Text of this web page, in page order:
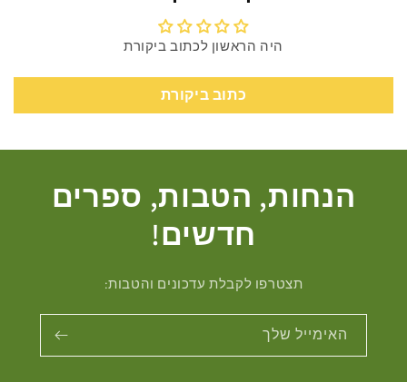
היה הראשון לכתוב ביקורת
כתוב ביקורת
הנחות, הטבות, ספרים
חדשים!
תצטרפו לקבלת עדכונים והטבות:
האימייל שלך